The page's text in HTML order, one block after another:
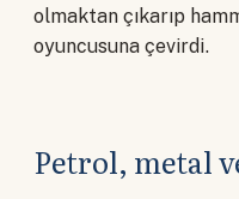
olmaktan çıkarıp
oyuncusuna çevirdi.
Petrol, metal